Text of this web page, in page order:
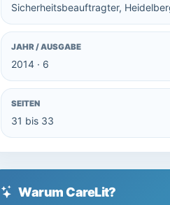
Sicherheitsbeauftragter,
JAHR / AUSGABE
2014 · 6
SEITEN
31 bis 33
Warum CareLit?